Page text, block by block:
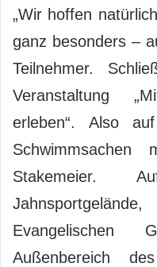
„Wir hoffen
ganz besonders –
Teilnehmer.
Veranstaltung
erleben“. Also
Schwimmsachen
Stakemeier.
Evangelischen
Außenbereich